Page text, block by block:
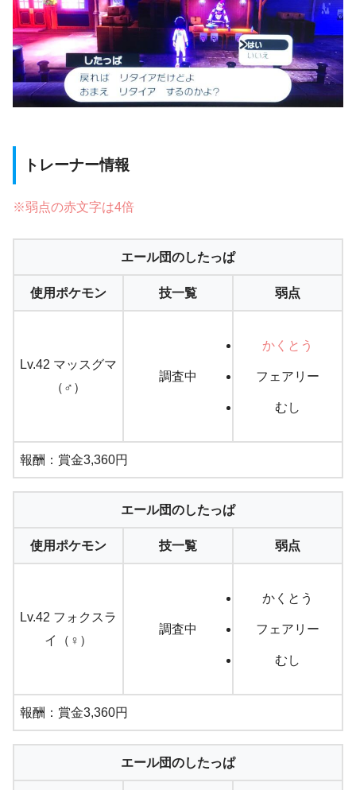
トレーナー情報
※弱点の赤文字は4倍
エール団のしたっぱ
使用ポケモン 技一覧 弱点
Lv.42 マッスグマ
（♂）
調査中
かくとう
フェアリー
むし
報酬：賞金3,360円
エール団のしたっぱ
使用ポケモン 技一覧 弱点
Lv.42 フォクスラ
イ（♀）
調査中
かくとう
フェアリー
むし
報酬：賞金3,360円
エール団のしたっぱ